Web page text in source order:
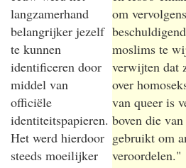
om
moslims te
verwijten dat
over
van queer is
boven die
gebruikt om
veroordelen."
langzamerhand
belangrijker jezelf
te kunnen
identificeren door
middel van
officiële
identiteitspapieren.
Het werd hierdoor
steeds moeilijker